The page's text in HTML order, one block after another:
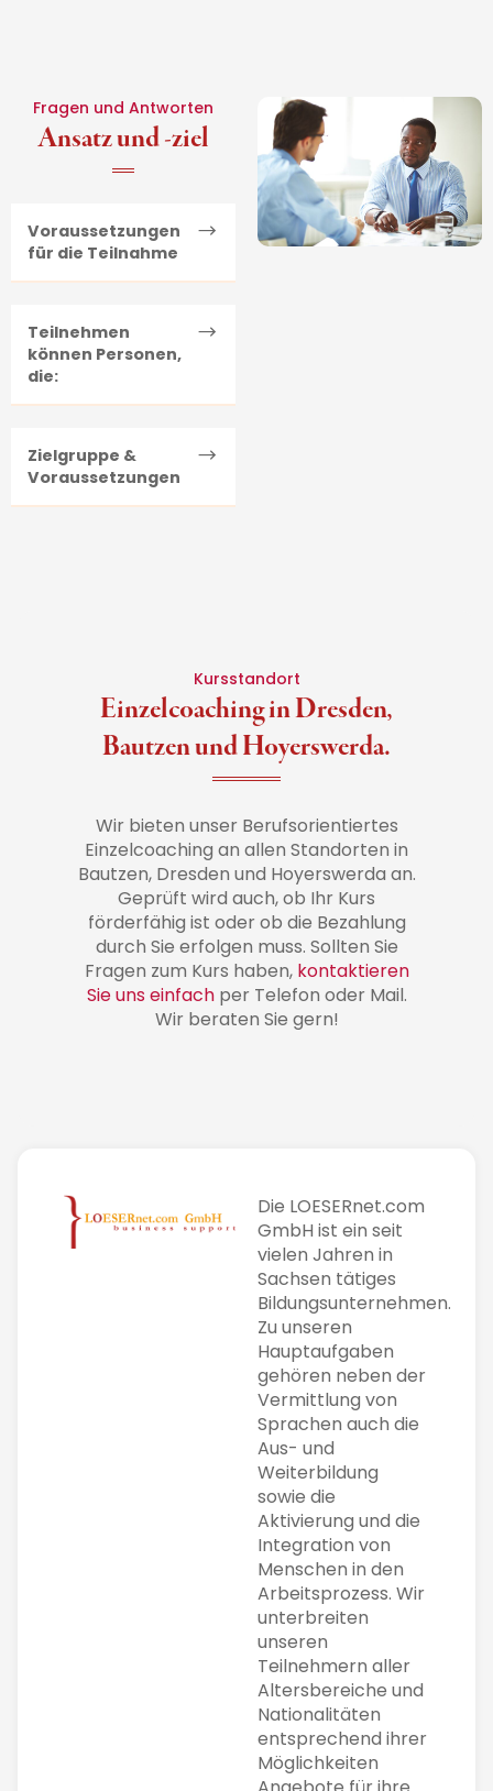
Fragen und Antworten
Ansatz und -ziel
Voraussetzungen
für die Teilnahme
Teilnehmen
können Personen,
die:
Zielgruppe &
Voraussetzungen
Kursstandort
Einzelcoaching in Dresden,
Bautzen und Hoyerswerda.
Wir bieten unser Berufsorientiertes
Einzelcoaching an allen Standorten in
Bautzen, Dresden und Hoyerswerda an.
Geprüft wird auch, ob Ihr Kurs
förderfähig ist oder ob die Bezahlung
durch Sie erfolgen muss. Sollten Sie
Fragen zum Kurs haben, kontaktieren
Sie uns einfachper Telefon oder Mail.
Wir beraten Sie gern!
Die LOESERnet.com
GmbH ist ein seit
vielen Jahren in
Sachsen tätiges
Bildungsunternehmen.
Zu unseren
Hauptaufgaben
gehören neben der
Vermittlung von
Sprachen auch die
Aus- und
Weiterbildung
sowie die
Aktivierung und die
Integration von
Menschen in den
Arbeitsprozess. Wir
unterbreiten
unseren
Teilnehmern aller
Altersbereiche und
Nationalitäten
entsprechend ihrer
Möglichkeiten